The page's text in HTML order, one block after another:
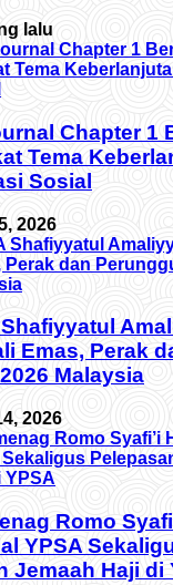
lalu
Chapter 1
Tema
Sosial
2026
Emas, Perak
Malaysia
2026
Romo
YPSA
Jemaah Haji di